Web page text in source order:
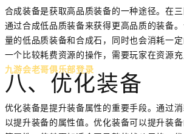
合成装备是获取高品质装备的一种途径。在
通过合成低品质装备来获得更高品质的装备
量的低品质装备和合成石，同时也会消耗一
一个比较耗费资源的操作，需要玩家在资源充
九游会老哥俱乐部登录
八、优化装备
优化装备是提升装备属性的重要手段。通过
以提升装备的属性值。优化装备可以提升装